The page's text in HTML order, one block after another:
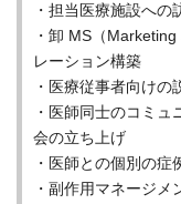
・担当医療施設へ
・卸 MS（
レーション構築
・医療従事者向け
・医師同士のコミ
会の立ち上げ
・医師との個別の
・副作用マネージメ